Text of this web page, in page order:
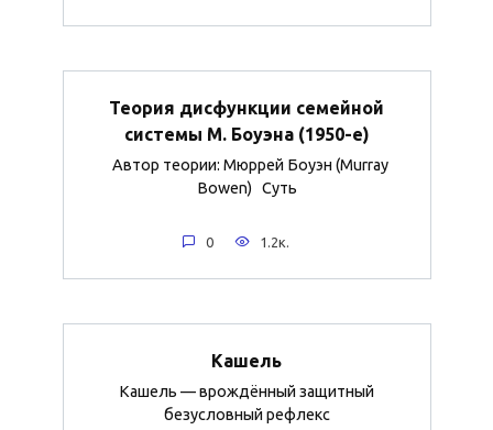
Теория дисфункции семейной
системы М. Боуэна (1950-е)
Автор теории: Мюррей Боуэн (Murray
Bowen) Суть
0 1.2к.
Кашель
Кашель — врождённый защитный
безусловный рефлекс